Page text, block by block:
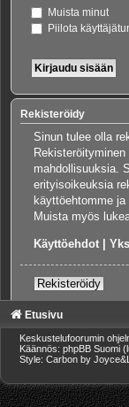
Muista minut
Piilota
Rekisteröidy
Sinun tulee olla
mahdollisuuksia.
erityisoikeuksia
käyttöehtomme
Muista myös
Käyttöehdot|
Rekisteröidy
Etusivu
Keskustelufoorumin
Käännös: phpBB Suomi
Style: Carbon by